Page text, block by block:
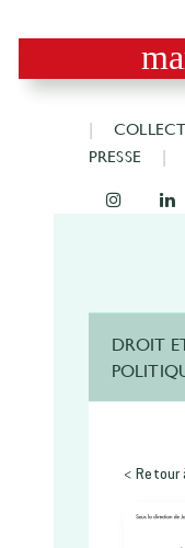
PRESSE
DROIT
<